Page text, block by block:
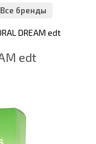
Все бренды
DREAM edt
edt